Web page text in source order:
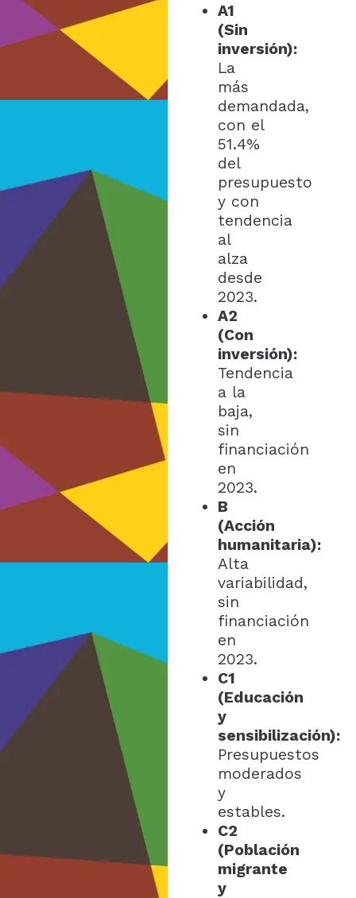
A1
(Sin
inversión):
La
más
demandada,
con el
51.4%
del
presupuesto
y con
tendencia
al
alza
desde
2023.
A2
(Con
inversión):
Tendencia
a la
baja,
sin
financiación
en
2023.
B
(Acción
humanitaria):
Alta
variabilidad,
sin
financiación
en
2023.
C1
(Educación
y
sensibilización):
Presupuestos
moderados
y
estables.
C2
(Población
migrante
y